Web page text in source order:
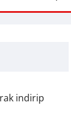
indirip